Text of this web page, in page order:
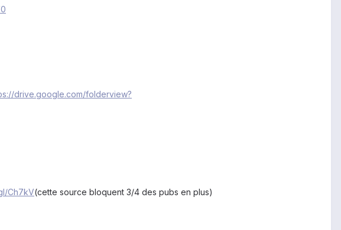
drive.google.com/folderview?
Ch7kV(cette source bloquent 3/4 des pubs en plus)